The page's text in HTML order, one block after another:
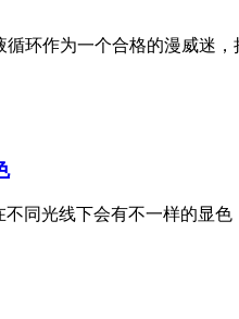
环作为一个合格的漫威迷，
同光线下会有不一样的显